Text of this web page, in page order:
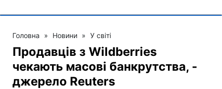
Головна » Новини » У світі
Продавців з Wildberries
чекають масові банкрутства, -
джерело Reuters